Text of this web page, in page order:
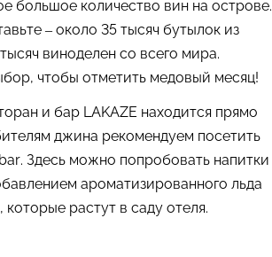
большое количество вин на острове.
– около 35 тысяч бутылок из
виноделен со всего мира.
чтобы отметить медовый месяц!
и бар LAKAZE находится прямо
джина рекомендуем посетить
Здесь можно попробовать напитки
ароматизированного льда
которые растут в саду отеля.